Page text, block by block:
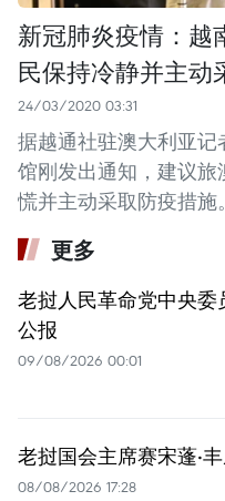
新冠肺炎疫情：越
民保持冷静并主动
24/03/2020 03:31
据越通社驻澳大利亚
馆刚发出通知，建议
慌并主动采取防疫措施。
更多
老挝人民革命党中央委
公报
09/08/2026 00:01
老挝国会主席赛宋蓬·
08/08/2026 17:28